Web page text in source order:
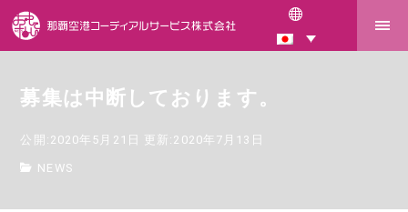
募集は中断しております。
公開:2020年5月21日 更新:2020年7月13日
NEWS